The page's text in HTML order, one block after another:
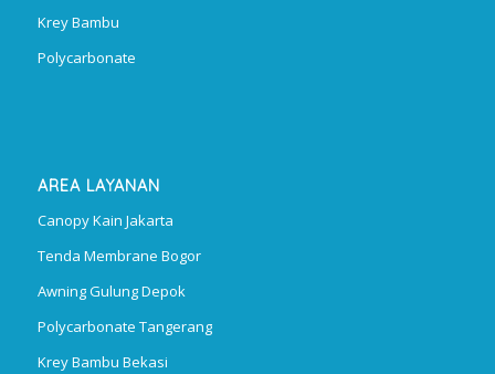
Krey Bambu
Polycarbonate
AREA LAYANAN
Canopy Kain Jakarta
Tenda Membrane Bogor
Awning Gulung Depok
Polycarbonate Tangerang
Krey Bambu Bekasi